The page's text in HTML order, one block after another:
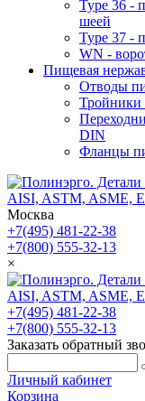
Type 36 -
шеей
Type 37 -
WN -
Пищевая
Отводы
DIN
Фланцы
Москва
+7(495) 481-22-38
+7(800) 555-32-13
×
+7(495) 481-22-38
+7(800) 555-32-13
Заказать обратный
Личный кабинет
Корзина